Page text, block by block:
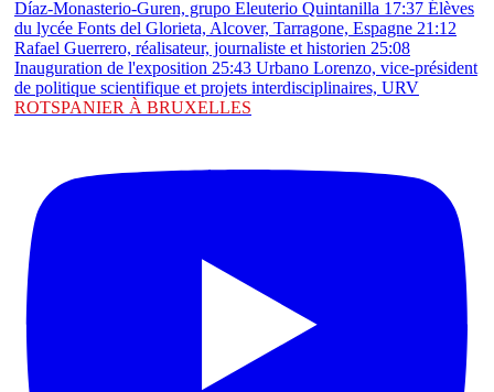
ROTSPANIER À BRUXELLES